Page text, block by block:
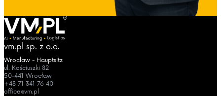
vm.pl sp. z o.o.
Wrocław - Hauptsitz
ul. Kościuszki 82
50-441 Wrocław
+48 71 341 76 40
office@vm.pl